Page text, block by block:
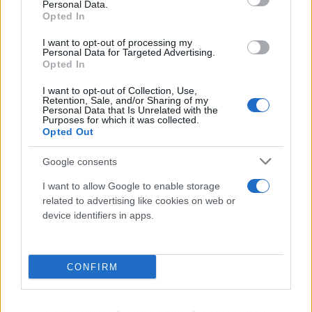
Personal Data.
Opted In
I want to opt-out of processing my
Personal Data for Targeted Advertising.
Opted In
I want to opt-out of Collection, Use,
Retention, Sale, and/or Sharing of my
Personal Data that Is Unrelated with the
Purposes for which it was collected.
Opted Out
Google consents
I want to allow Google to enable storage
related to advertising like cookies on web or
device identifiers in apps.
CONFIRM
Βρετανία: Κάμερες σε ναυτικά drones έστελναν
«σήματα ζωής» σε IP στην Κίνα
10.08.2026